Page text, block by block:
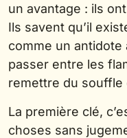
un avantage : ils
Ils savent qu’il
comme un
passer entre les
remettre du souffle
La première clé,
choses sans